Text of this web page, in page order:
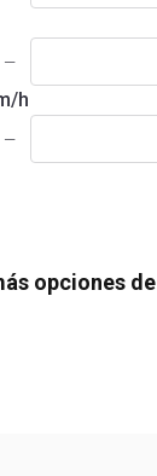
—
h
—
opciones de